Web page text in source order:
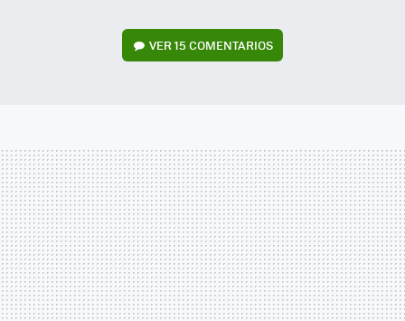
VER15 COMENTARIOS